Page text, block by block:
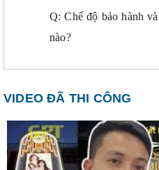
Q: Chế độ bảo hành
nào?
VIDEO ĐÃ THI CÔNG